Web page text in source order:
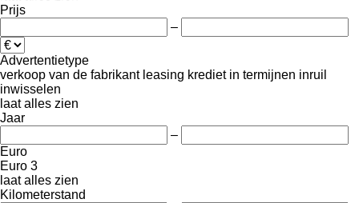
Prijs
–
Advertentietype
verkoop van de fabrikant leasing krediet in termijnen inruil
inwisselen
laat alles zien
Jaar
–
Euro
Euro 3
laat alles zien
Kilometerstand